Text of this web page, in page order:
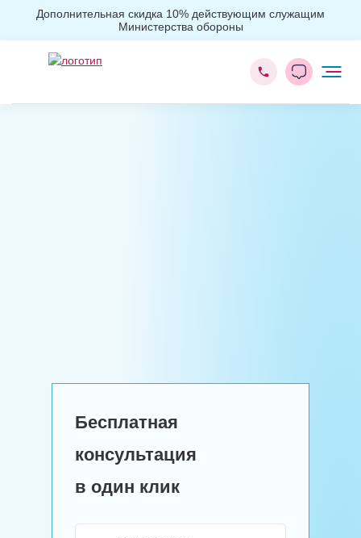
Дополнительная скидка 10% действующим служащим
Министерства обороны
Бесплатная
консультация
в один клик